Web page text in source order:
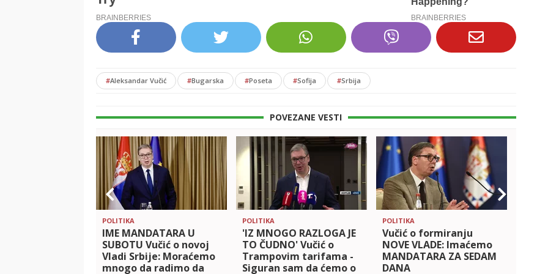
#Aleksandar Vučić #Bugarska #Poseta #Sofija #Srbija
POVEZANE VESTI
POLITIKA
IME MANDATARA U
SUBOTU Vučić o novoj
Vladi Srbije: Moraćemo
mnogo da radimo da
POLITIKA
'IZ MNOGO RAZLOGA JE
TO ČUDNO' Vučić o
Trampovim tarifama -
Siguran sam da ćemo o
POLITIKA
Vučić o formiranju
NOVE VLADE: Imaćemo
MANDATARA ZA SEDAM
DANA